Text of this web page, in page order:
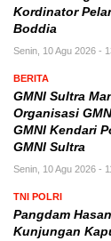
Kordinator
Boddia
Senin, 10 Agu 2026 -
BERITA
GMNI Sultra
Organisasi
GMNI Kendari
GMNI Sultra
Senin, 10 Agu 2026 -
TNI POLRI
Pangdam
Kunjungan